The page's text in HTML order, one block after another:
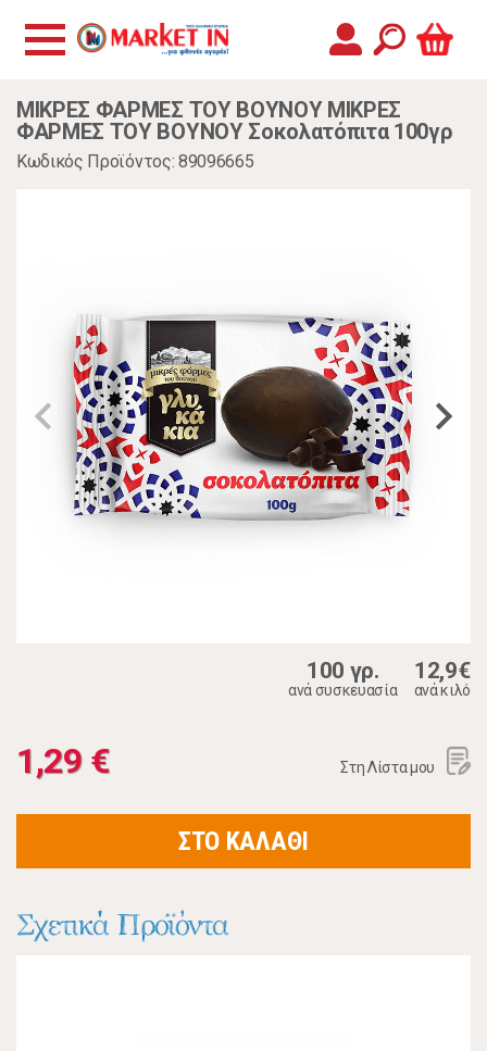
ΜΙΚΡΕΣ ΦΑΡΜΕΣ ΤΟΥ ΒΟΥΝΟΥ ΜΙΚΡΕΣ
ΦΑΡΜΕΣ ΤΟΥ ΒΟΥΝΟΥ Σοκολατόπιτα 100γρ
Κωδικός Προϊόντος: 89096665
100 γρ.
ανά συσκευασία
12,9€
ανά κιλό
1,29 € Στη Λίστα μου
ΣΤΟ ΚΑΛΑΘΙ
Σχετικά Προϊόντα